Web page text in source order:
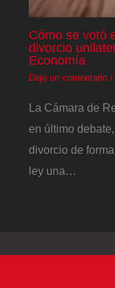
Cómo se votó
divorcio
Economía
Deja un comentario /
La Cámara de
en último
divorcio de
ley una…